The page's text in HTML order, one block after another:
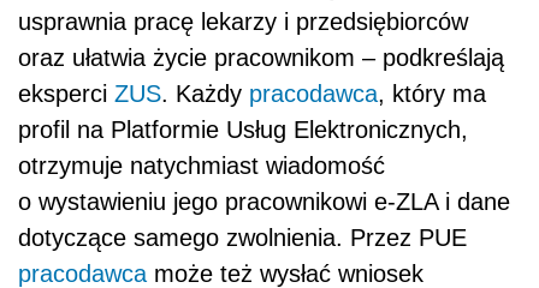
usprawnia pracę lekarzy i przedsiębiorców
oraz ułatwia życie pracownikom – podkreślają
eksperci ZUS. Każdy pracodawca, który ma
profil na Platformie Usług Elektronicznych,
otrzymuje natychmiast wiadomość
o wystawieniu jego pracownikowi e-ZLA i dane
dotyczące samego zwolnienia. Przez PUE
pracodawca może też wysłać wniosek